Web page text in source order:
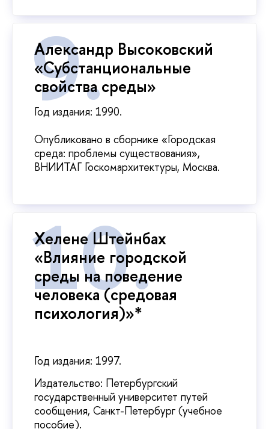
Александр Высоковский
«Субстанциональные
свойства среды»
Год издания: 1990.
Опубликовано в сборнике «Городская
среда: проблемы существования»,
ВНИИТАГ Госкомархитектуры, Москва.
Хелене Штейнбах
«Влияние городской
среды на поведение
человека (средовая
психология)»*
Год издания: 1997.
Издательство: Петербургский
государственный университет путей
сообщения, Санкт-Петербург (учебное
пособие).